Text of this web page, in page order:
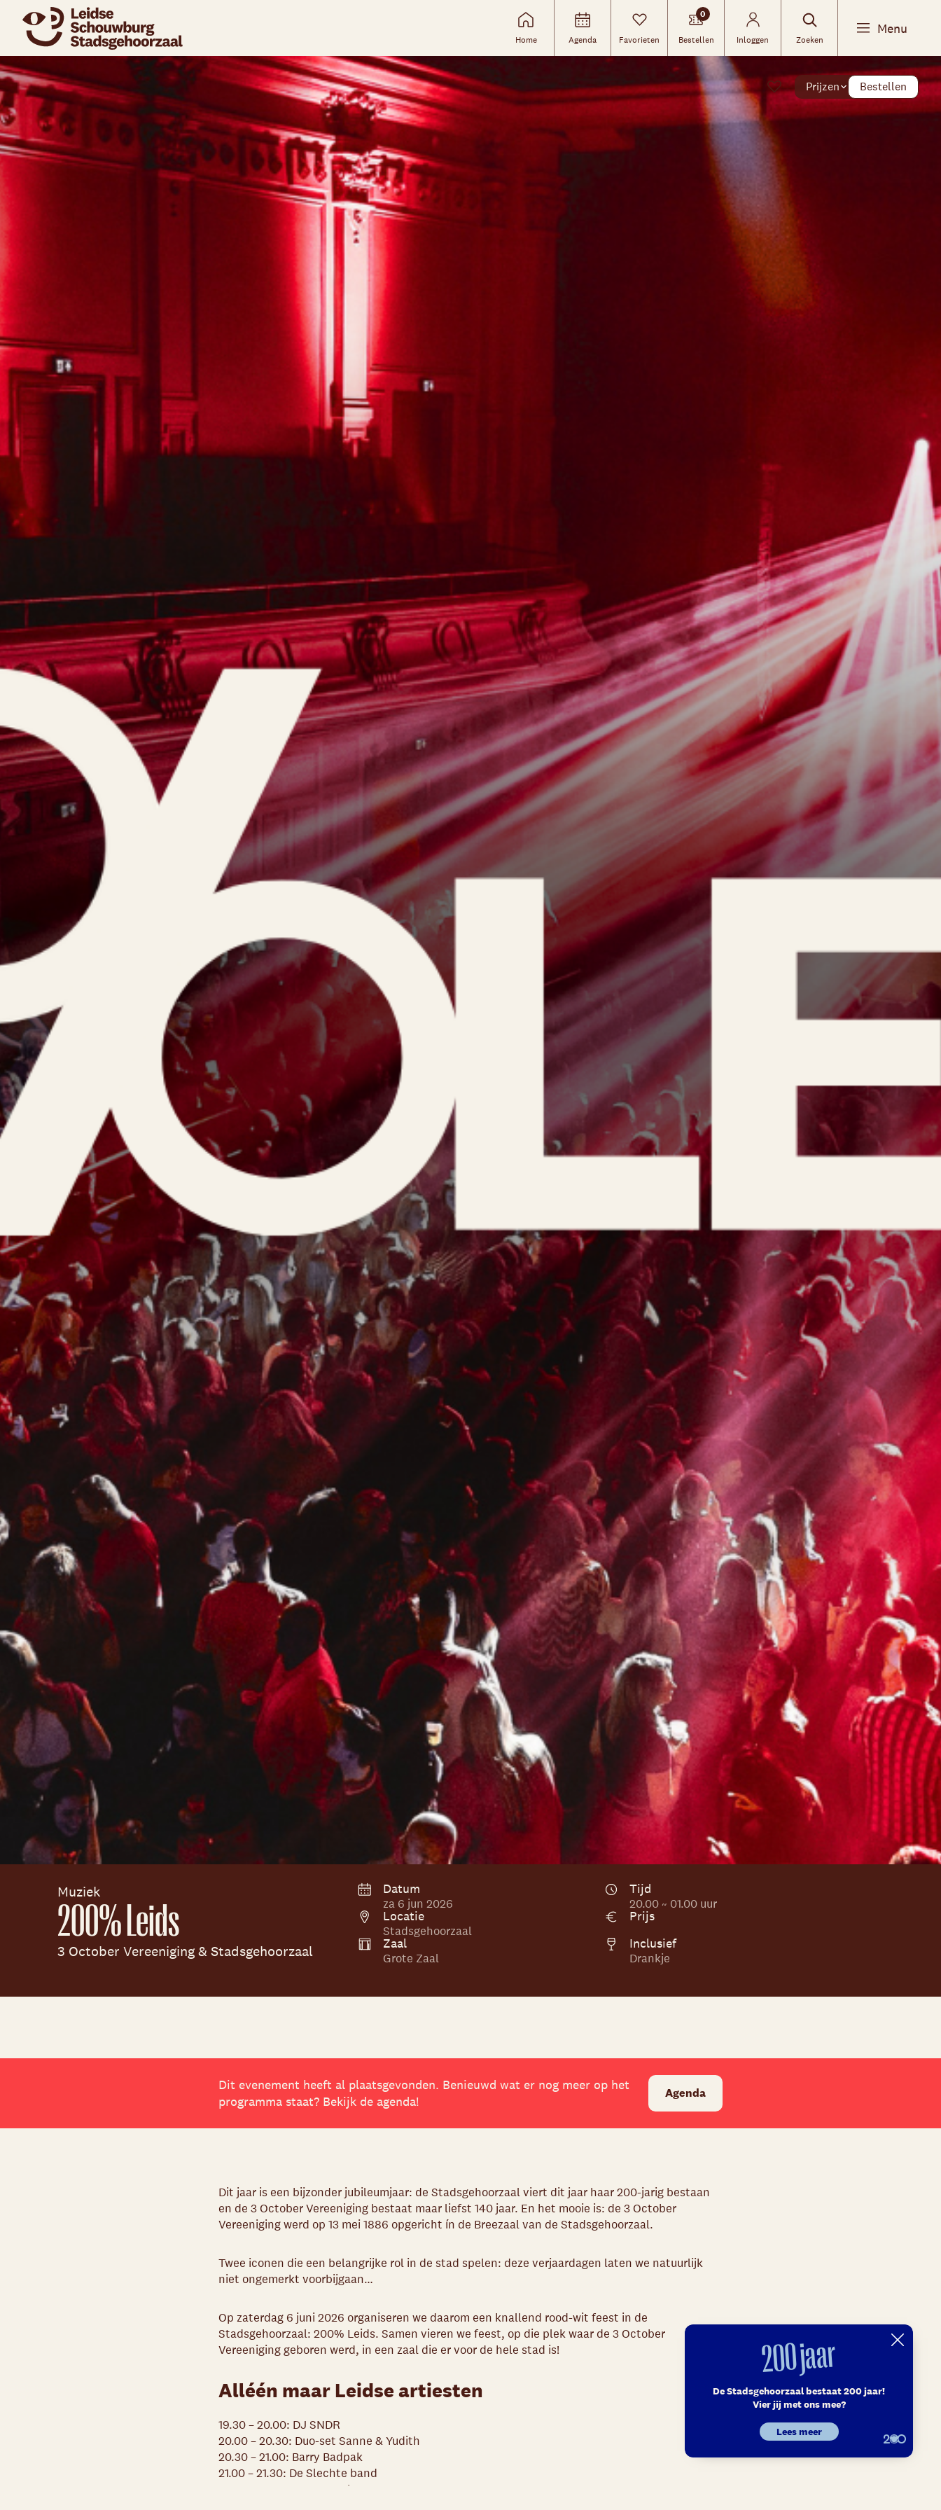
Home Agenda Favorieten
0
Bestellen Inloggen Zoeken
Menu
naar agenda
Prijzen Bestellen
Muziek
200% Leids
3 October Vereeniging & Stadsgehoorzaal
Datum
za 6 jun 2026
Tijd
20.00 ~ 01.00 uur
Locatie
Stadsgehoorzaal
Prijs
Zaal
Grote Zaal
Inclusief
Drankje
Dit evenement heeft al plaatsgevonden. Benieuwd wat er nog meer op het
programma staat? Bekijk de agenda!
Agenda
Dit jaar is een bijzonder jubileumjaar: de Stadsgehoorzaal viert dit jaar haar 200-jarig bestaan
en de 3 October Vereeniging bestaat maar liefst 140 jaar. En het mooie is: de 3 October
Vereeniging werd op 13 mei 1886 opgericht ín de Breezaal van de Stadsgehoorzaal.
Twee iconen die een belangrijke rol in de stad spelen: deze verjaardagen laten we natuurlijk
niet ongemerkt voorbijgaan…
Op zaterdag 6 juni 2026 organiseren we daarom een knallend rood-wit feest in de
Stadsgehoorzaal: 200% Leids. Samen vieren we feest, op die plek waar de 3 October
Vereeniging geboren werd, in een zaal die er voor de hele stad is!
Alléén maar Leidse artiesten
19.30 – 20.00: DJ SNDR
20.00 – 20.30: Duo-set Sanne & Yudith
20.30 – 21.00: Barry Badpak
21.00 – 21.30: De Slechte band
Mart Hoogkamer
200 jaar
De Stadsgehoorzaal bestaat 200 jaar!
Vier jij met ons mee?
Lees meer